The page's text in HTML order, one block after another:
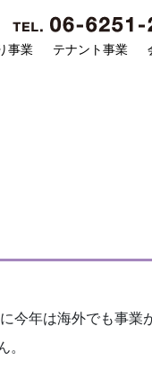
事業 テナント事業
今年は海外でも事業
。